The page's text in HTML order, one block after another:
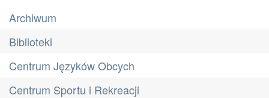
Archiwum
Biblioteki
Centrum Języków Obcych
Centrum Sportu i Rekreacji